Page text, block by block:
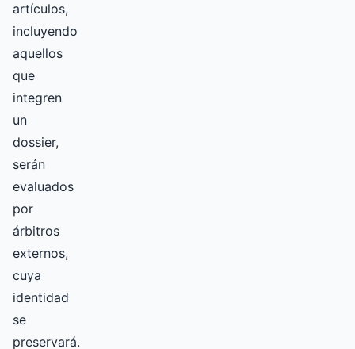
artículos,
incluyendo
aquellos
que
integren
un
dossier,
serán
evaluados
por
árbitros
externos,
cuya
identidad
se
preservará.